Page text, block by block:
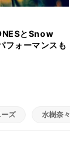
とSnow
フォーマンスも
ズ 水樹奈々